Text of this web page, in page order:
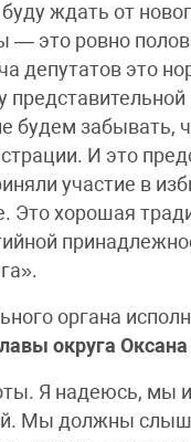
ждать от
— это ровно
депутатов это
будем забывать,
И это
участие в
Это хорошая
органа
округа
Я надеюсь, мы
Мы должны